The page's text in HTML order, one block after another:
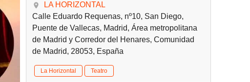
LA HORIZONTAL
Calle Eduardo Requenas, nº10, San Diego,
Puente de Vallecas, Madrid, Área metropolitana
de Madrid y Corredor del Henares, Comunidad
de Madrid, 28053, España
La Horizontal Teatro